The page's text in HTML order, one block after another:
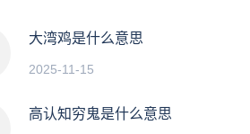
大湾鸡是什么意思
2025-11-15
高认知穷鬼是什么意思